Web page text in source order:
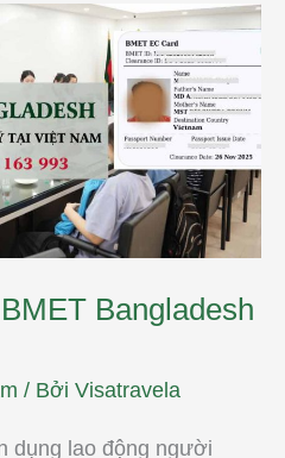
Bangladesh
/ Bởi Visatravela
dụng lao động người